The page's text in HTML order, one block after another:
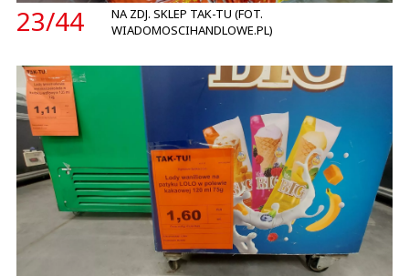
23/44
NA ZDJ. SKLEP TAK-TU (FOT.
WIADOMOSCIHANDLOWE.PL)